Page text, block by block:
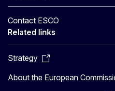
Contact ESCO
Related links
Strategy
About the European